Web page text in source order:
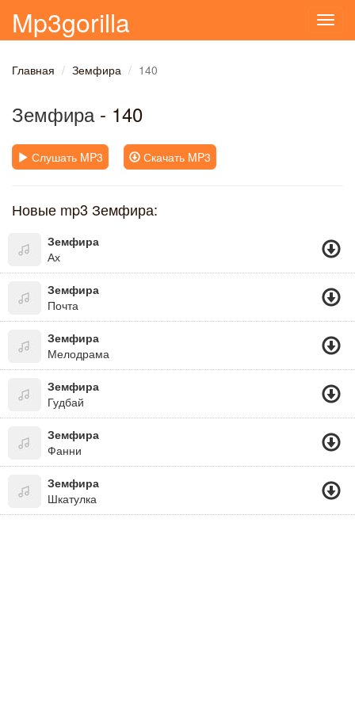
Mp3gorilla
Главная Земфира 140
Земфира- 140
Слушать MP3 Скачать MP3
Новые mp3 Земфира:
Земфира
Ах
Земфира
Почта
Земфира
Мелодрама
Земфира
Гудбай
Земфира
Фанни
Земфира
Шкатулка